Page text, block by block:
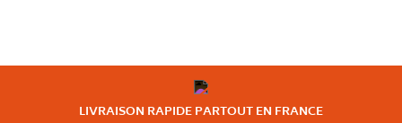
LIVRAISON RAPIDE PARTOUT EN FRANCE